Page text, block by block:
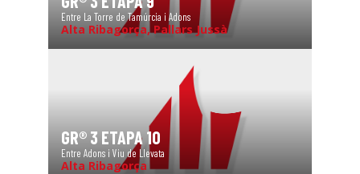
Entre La Torre de Tamúrcia i Adons
Alta Ribagorça, Pallars Jussà
GR® 3 ETAPA 10
Entre Adons i Viu de Llevata
Alta Ribagorça